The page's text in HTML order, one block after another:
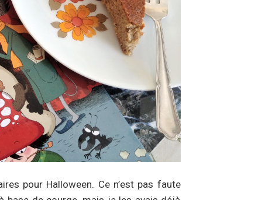
pour Halloween. Ce n’est pas faute